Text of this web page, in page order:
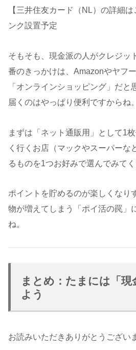
【三井住友カード（NL）の詳細
ンク設置予定
そもそも、現金派の人がクレジッ
番のきっかけは、Amazonやヤフ
「オンラインショッピング」だ
届くのはやっぱり便利ですからね。
まずは「ネット通販用」として1
く行くお店（マックやスーパーな
るものを1つお好みで選んでみてく
ポイントを貯めるのが楽しくなり
物が増えてしまう「ポイ活の罠」
ね。
まとめ：たまには「現
よう
お読みいただきありがとうござい